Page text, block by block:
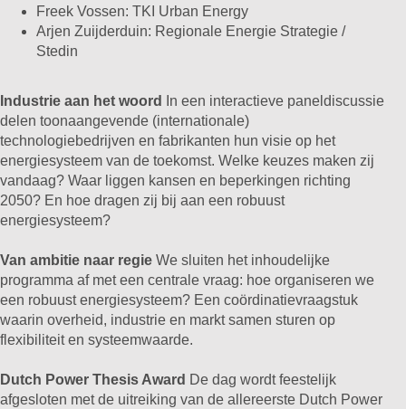
Freek Vossen: TKI Urban Energy
Arjen Zuijderduin: Regionale Energie Strategie /
Stedin
Industrie aan het woord
In een interactieve paneldiscussie
delen toonaangevende (internationale)
technologiebedrijven en fabrikanten hun visie op het
energiesysteem van de toekomst. Welke keuzes maken zij
vandaag? Waar liggen kansen en beperkingen richting
2050? En hoe dragen zij bij aan een robuust
energiesysteem?
Van ambitie naar regie We sluiten het inhoudelijke
programma af met een centrale vraag: hoe organiseren we
een robuust energiesysteem? Een coördinatievraagstuk
waarin overheid, industrie en markt samen sturen op
flexibiliteit en systeemwaarde.
Dutch Power Thesis Award De dag wordt feestelijk
afgesloten met de uitreiking van de allereerste Dutch Power